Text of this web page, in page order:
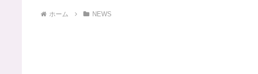
ホーム NEWS